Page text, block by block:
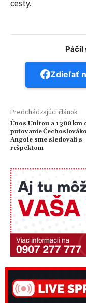
cesty.
Páčil
Zdieľať
Predchádzajúci článok
Únos Unitou a 1300 km
putovanie
Angole sme sledovali s
rešpektom